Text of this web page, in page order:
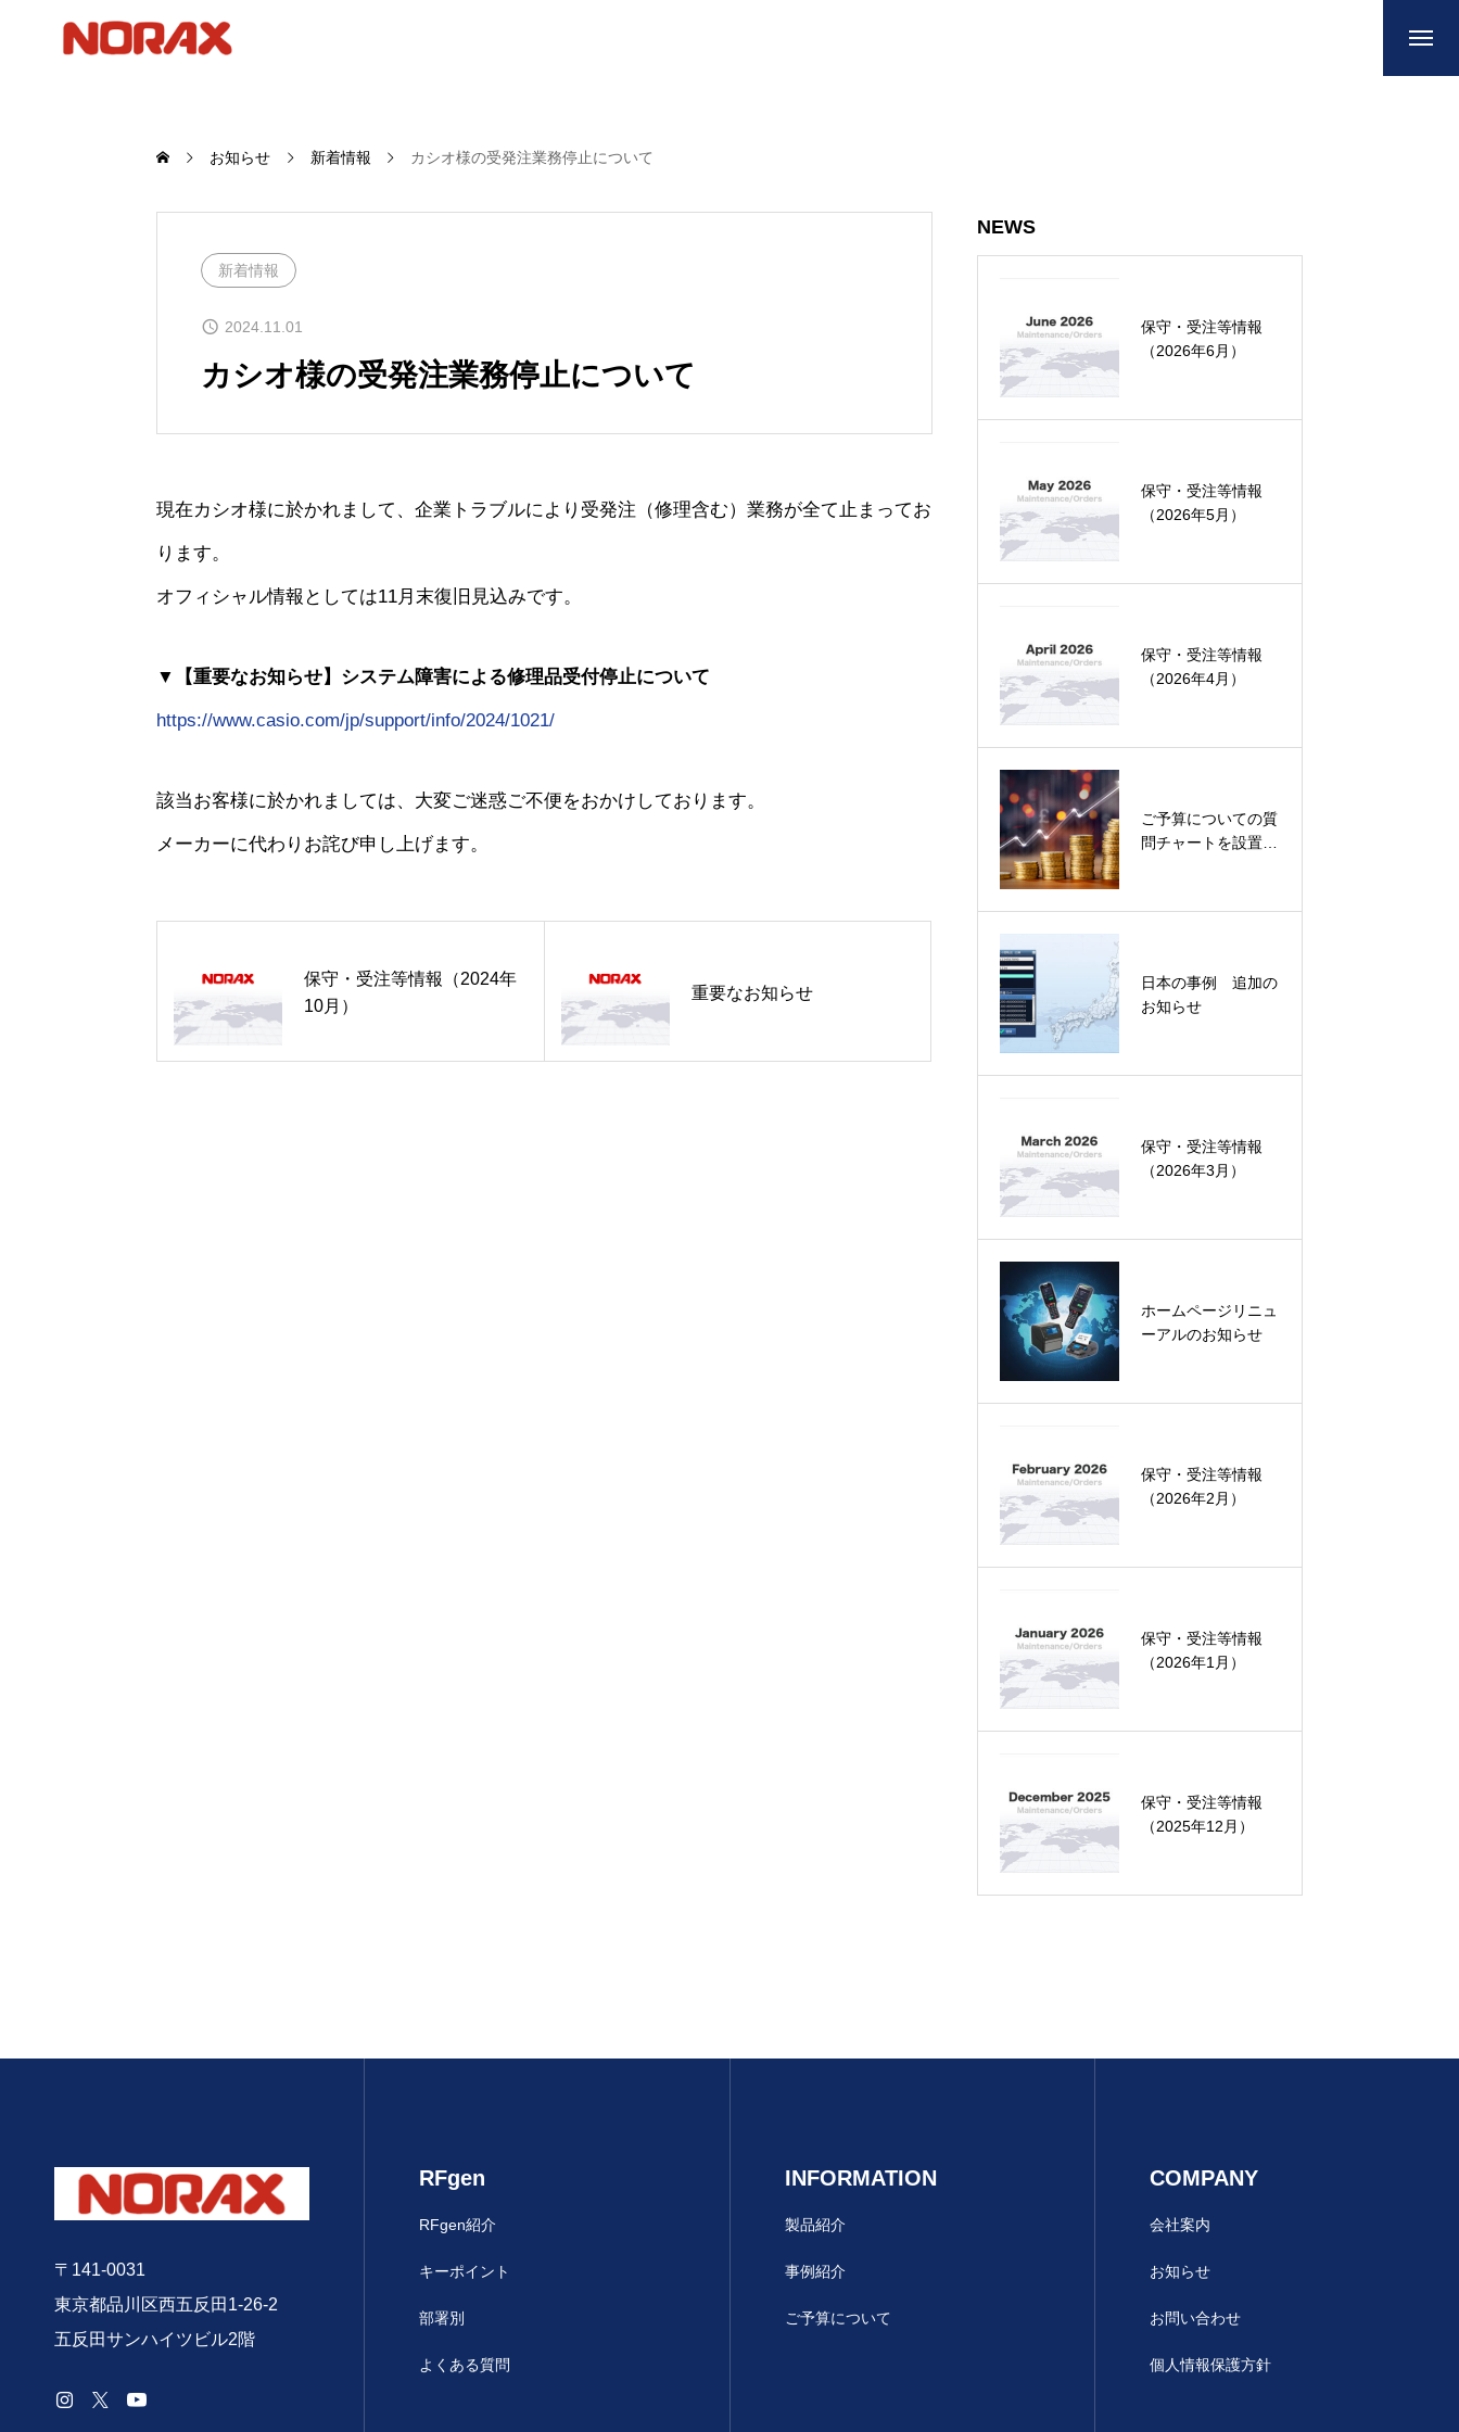
RFgen-SAP、Oracle JDE、独自ERP等との連携
ハンディターミナルの開発から運用管理
事例紹介
様々な業種で活用されています
RFgen利用についての回答・概算の御見積
ノーラックス株式会社のご紹介
SAPコンサルタント様へ
JD Edwards(JDE)コンサルタント様へ
WMSコンサルタント様へ
お客様 IT担当者様へ
お知らせ 新着情報 カシオ様の受発注業務停止について
新着情報
2024.11.01
カシオ様の受発注業務停止について
現在カシオ様に於かれまして、企業トラブルにより受発注（修理含む）業務が全て止まってお
ります。
オフィシャル情報としては11月末復旧見込みです。
▼【重要なお知らせ】システム障害による修理品受付停止について
https://www.casio.com/jp/support/info/2024/1021/
該当お客様に於かれましては、大変ご迷惑ご不便をおかけしております。
メーカーに代わりお詫び申し上げます。
保守・受注等情報（2024年
10月）
重要なお知らせ
NEWS
保守・受注等情報
（2026年6月）
保守・受注等情報
（2026年5月）
保守・受注等情報
（2026年4月）
ご予算についての質
問チャートを設置し
日本の事例 追加の
お知らせ
保守・受注等情報
（2026年3月）
ホームページリニュ
ーアルのお知らせ
保守・受注等情報
（2026年2月）
保守・受注等情報
（2026年1月）
保守・受注等情報
（2025年12月）
〒141-0031
東京都品川区西五反田1-26-2
五反田サンハイツビル2階
RFgen
RFgen紹介
キーポイント
部署別
よくある質問
INFORMATION
製品紹介
事例紹介
ご予算について
COMPANY
会社案内
お知らせ
お問い合わせ
個人情報保護方針